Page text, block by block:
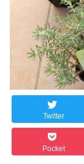
Twitter
Pocket